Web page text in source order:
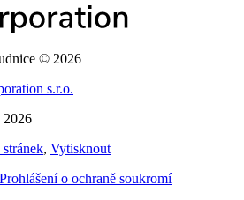
© 2026
s.r.o.
2026
, Vytisknout
Prohlášení o ochraně soukromí